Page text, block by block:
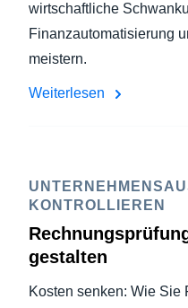
wirtschaftliche
Finanzautomatisierung
meistern.
Weiterlesen
KONTROLLIEREN
gestalten
Kosten senken: Wie Sie